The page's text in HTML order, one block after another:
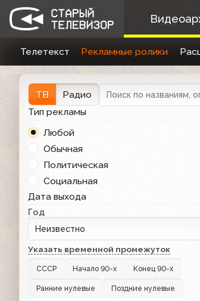
Телетекст Рекламные ролики
ТВ
Радио
Тип рекламы
Любой
Обычная
Политическая
Социальная
Дата выхода
Год
Неизвестно
Указать временной промежуток
СССР Начало 90-х Конец 90-х
Ранние нулевые Поздние нулевые